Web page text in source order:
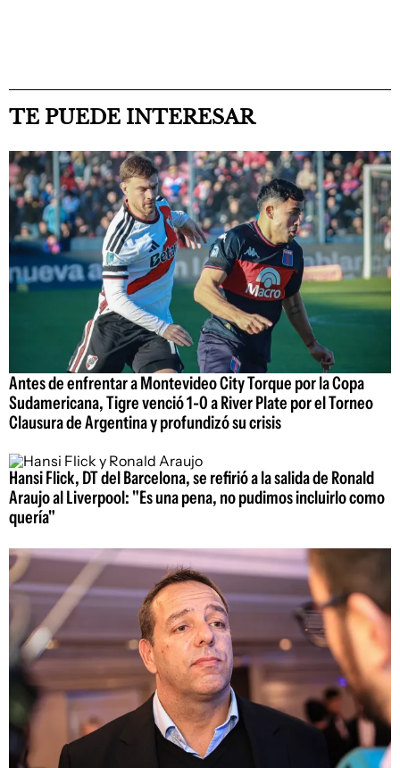
TE PUEDE INTERESAR
Antes de enfrentar a Montevideo City Torque por la Copa
Sudamericana, Tigre venció 1-0 a River Plate por el Torneo
Clausura de Argentina y profundizó su crisis
Hansi Flick, DT del Barcelona, se refirió a la salida de Ronald
Araujo al Liverpool: "Es una pena, no pudimos incluirlo como
quería"